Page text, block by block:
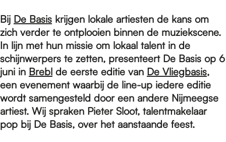
e
p
a
g
Bij De Basis krijgen lokale artiesten de kans om
zich verder te ontplooien binnen de muziekscene.
In lijn met hun missie om lokaal talent in de
schijnwerpers te zetten, presenteert De Basis op 6
juni in Brebl de eerste editie van De Vliegbasis,
een evenement waarbij de line-up iedere editie
wordt samengesteld door een andere Nijmeegse
artiest. Wij spraken Pieter Sloot, talentmakelaar
pop bij De Basis, over het aanstaande feest.